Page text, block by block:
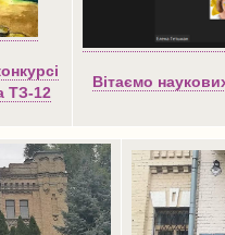
ТЗ-12
Вітаємо